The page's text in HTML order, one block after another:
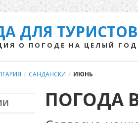
ДЛЯ ТУРИСТОВ
О ПОГОДЕ НА ЦЕЛЫЙ ГОД
/ САНДАНСКИ / ИЮНЬ
ПОГОДА